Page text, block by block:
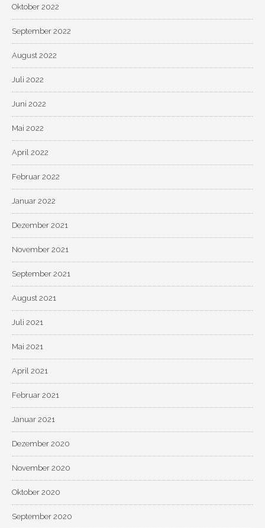
Oktober 2022
September 2022
August 2022
Juli 2022
Juni 2022
Mai 2022
April 2022
Februar 2022
Januar 2022
Dezember 2021
November 2021
September 2021
August 2021
Juli 2021
Mai 2021
April 2021
Februar 2021
Januar 2021
Dezember 2020
November 2020
Oktober 2020
September 2020